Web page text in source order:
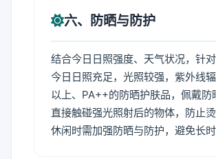
六、防晒与防护
结合今日日照强度、天气状况，针
今日日照充足，光照较强，紫外线
以上、PA++的防晒护肤品，佩戴
直接触碰强光照射后的物体，防止
休闲时需加强防晒与防护，避免长